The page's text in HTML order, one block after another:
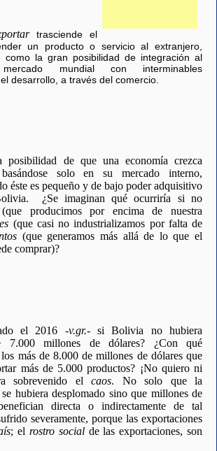
trasciende el
un producto o servicio al extranjero,
como la gran posibilidad de integración al
mercado mundial con interminables
desarrollo, a través del comercio.
posibilidad de que una economía crezca
solo en su mercado interno,
éste es pequeño y de bajo poder adquisitivo
¿Se imaginan qué ocurriría si no
producimos por encima de nuestra
(que casi no industrializamos por falta de
(que generamos más allá de lo que el
comprar)?
el 2016 -v.gr.- si Bolivia no hubiera
7.000 millones de dólares? ¿Con qué
más de 8.000 de millones de dólares que
más de 5.000 productos? ¡No quiero ni
sobrevenido el caos. No solo que la
hubiera desplomado sino que millones de
directa o indirectamente de tal
severamente, porque las exportaciones
; el rostro socialde las exportaciones, son